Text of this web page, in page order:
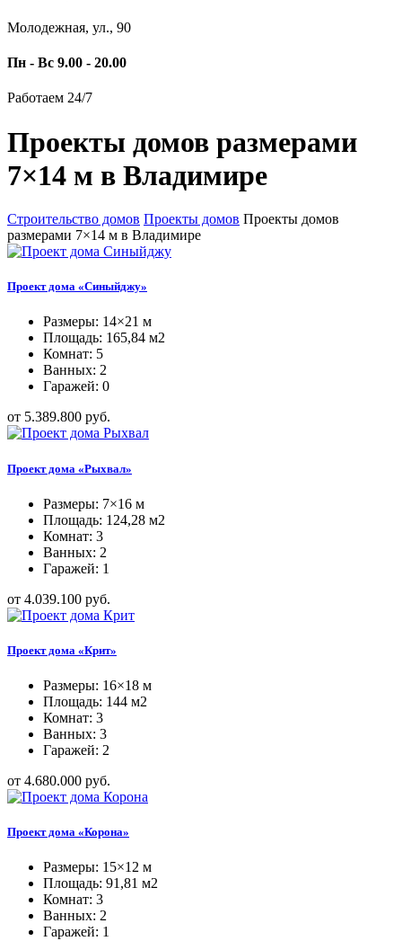
Молодежная, ул., 90
Пн - Вс 9.00 - 20.00
Работаем 24/7
Проекты домов размерами
7×14 м в Владимире
Строительство домов Проекты домов Проекты домов
размерами 7×14 м в Владимире
Проект дома «Синыйджу»
Размеры: 14×21 м
Площадь: 165,84 м2
Комнат: 5
Ванных: 2
Гаражей: 0
от 5.389.800 руб.
Проект дома «Рыхвал»
Размеры: 7×16 м
Площадь: 124,28 м2
Комнат: 3
Ванных: 2
Гаражей: 1
от 4.039.100 руб.
Проект дома «Крит»
Размеры: 16×18 м
Площадь: 144 м2
Комнат: 3
Ванных: 3
Гаражей: 2
от 4.680.000 руб.
Проект дома «Корона»
Размеры: 15×12 м
Площадь: 91,81 м2
Комнат: 3
Ванных: 2
Гаражей: 1